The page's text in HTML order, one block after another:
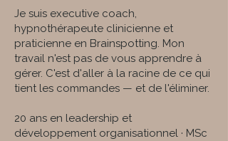
Je suis executive coach,
hypnothérapeute clinicienne et
praticienne en Brainspotting. Mon
travail n'est pas de vous apprendre à
gérer. C'est d'aller à la racine de ce qui
tient les commandes — et de l'éliminer.
20 ans en leadership et
développement organisationnel · MSc